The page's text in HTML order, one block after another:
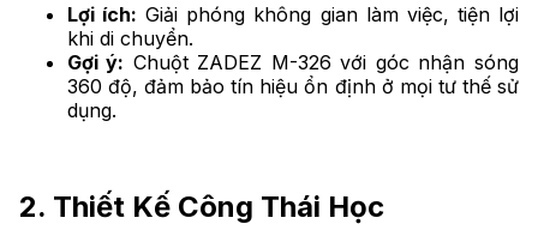
Lợi ích: Giải phóng không gian làm việc, tiện lợi
khi di chuyển.
Gợi ý: Chuột ZADEZ M-326 với góc nhận sóng
360 độ, đảm bảo tín hiệu ổn định ở mọi tư thế sử
dụng.
2. Thiết Kế Công Thái Học